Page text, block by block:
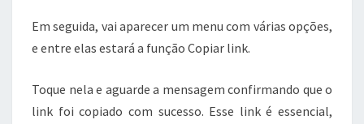
Em seguida, vai aparecer um menu com várias opções,
e entre elas estará a função Copiar link.
Toque nela e aguarde a mensagem confirmando que o
link foi copiado com sucesso. Esse link é essencial,